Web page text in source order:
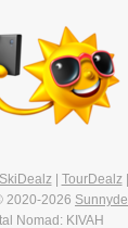
SkiDealz| TourDealz|
2020-2026
Nomad: KIVAH